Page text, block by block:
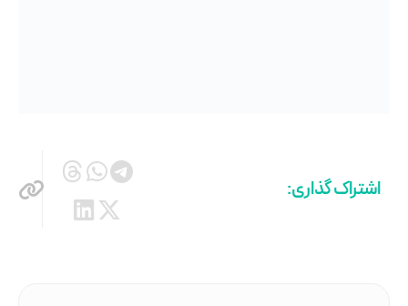
اشتراک گذاری: